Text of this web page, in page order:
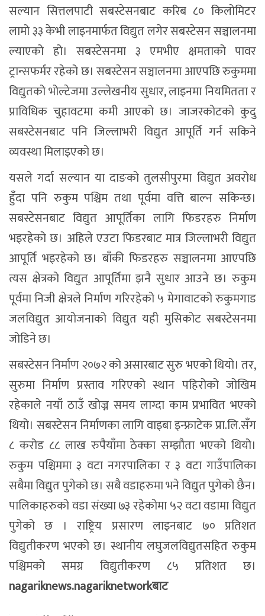
सल्यान सित्तलपाटी सबस्टेसनबाट करिब ८० किलोमिटर
लामो ३३ केभी लाइनमार्फत विद्युत लगेर सबस्टेसन सञ्चालनमा
ल्याएको हो। सबस्टेसनमा ३ एमभीए क्षमताको पावर
ट्रान्सफर्मर रहेको छ। सबस्टेसन सञ्चालनमा आएपछि रुकुममा
विद्युतको भोल्टेजमा उल्लेखनीय सुधार, लाइनमा नियमितता र
प्राविधिक चुहावटमा कमी आएको छ। जाजरकोटको कुदु
सबस्टेसनबाट पनि जिल्लाभरी विद्युत आपूर्ति गर्न सकिने
व्यवस्था मिलाइएको छ।
यसले गर्दा सल्यान या दाङको तुलसीपुरमा विद्युत अवरोध
हुँदा पनि रुकुम पश्चिम तथा पूर्वमा वत्ति बाल्न सकिन्छ।
सबस्टेसनबाट विद्युत आपूर्तिका लागि फिडरहरु निर्माण
भइरहेको छ। अहिले एउटा फिडरबाट मात्र जिल्लाभरी विद्युत
आपूर्ति भइरहेको छ। बाँकी फिडरहरु सञ्चालनमा आएपछि
त्यस क्षेत्रको विद्युत आपूर्तिमा झनै सुधार आउने छ। रुकुम
पूर्वमा निजी क्षेत्रले निर्माण गरिरहेको ५ मेगावाटको रुकुमगाड
जलविद्युत आयोजनाको विद्युत यही मुसिकोट सबस्टेसनमा
जोडिने छ।
सबस्टेसन निर्माण २०७२ को असारबाट सुरु भएको थियो। तर,
सुरुमा निर्माण प्रस्ताव गरिएको स्थान पहिरोको जोखिम
रहेकाले नयाँ ठाउँ खोज्न समय लाग्दा काम प्रभावित भएको
थियो। सबस्टेसन निर्माणका लागि वाइबा इन्फ्राटेक प्रा.लि.सँग
८ करोड ८८ लाख रुपैयाँमा ठेक्का सम्झौता भएको थियो।
रुकुम पश्चिममा ३ वटा नगरपालिका र ३ वटा गाउँपालिका
सबैमा विद्युत पुगेको छ। सबै वडाहरुमा भने विद्युत पुगेको छैन।
पालिकाहरुको वडा संख्या ७३ रहेकोमा ५२ वटा वडामा विद्युत
पुगेको छ । राष्ट्रिय प्रसारण लाइनबाट ७० प्रतिशत
विद्युतीकरण भएको छ। स्थानीय लघुजलविद्युतसहित रुकुम
पश्चिमको समग्र विद्युतीकरण ८५ प्रतिशत छ।
nagariknews.nagariknetworkबाट